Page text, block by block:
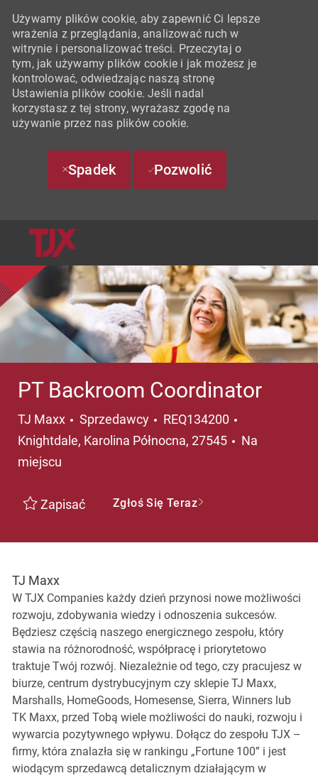
Używamy plików cookie, aby zapewnić Ci lepsze
wrażenia z przeglądania, analizować ruch w
witrynie i personalizować treści. Przeczytaj o
tym, jak używamy plików cookie i jak możesz je
kontrolować, odwiedzając naszą stronę
Ustawienia plików cookie. Jeśli nadal
korzystasz z tej strony, wyrażasz zgodę na
używanie przez nas plików cookie.
Spadek Pozwolić
PT Backroom Coordinator
TJ Maxx Kategoria
Sprzedawcy REQ134200
Knightdale, Karolina Północna, 27545
Na
miejscu
Zapisać Zgłoś Się Teraz
TJ Maxx
W TJX Companies każdy dzień przynosi nowe możliwości
rozwoju, zdobywania wiedzy i odnoszenia sukcesów.
Będziesz częścią naszego energicznego zespołu, który
stawia na różnorodność, współpracę i priorytetowo
traktuje Twój rozwój. Niezależnie od tego, czy pracujesz w
biurze, centrum dystrybucyjnym czy sklepie TJ Maxx,
Marshalls, HomeGoods, Homesense, Sierra, Winners lub
TK Maxx, przed Tobą wiele możliwości do nauki, rozwoju i
wywarcia pozytywnego wpływu. Dołącz do zespołu TJX –
firmy, która znalazła się w rankingu „Fortune 100” i jest
wiodącym sprzedawcą detalicznym działającym w